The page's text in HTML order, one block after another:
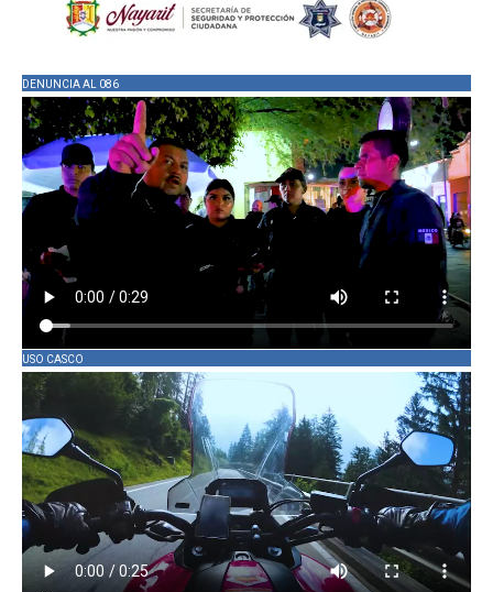
DENUNCIA AL 086
USO CASCO